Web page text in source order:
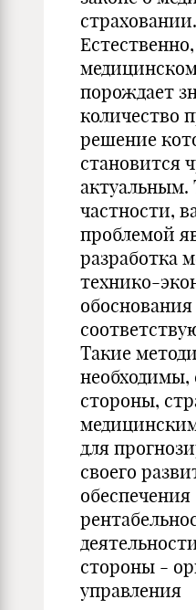
страховании.
порождает
количество
решение
становится
актуальным.
частности,
проблемой
разработка
технико-
обоснования
Такие
необходимы,
стороны,
для
своего
обеспечения
стороны -
управления